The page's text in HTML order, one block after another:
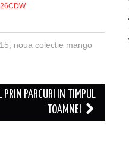
noua colectie mango
PRIN PARCURI IN TIMPUL
TOAMNEI